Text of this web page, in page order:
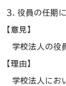
３．役員の任期
【意見】
学校法人の役
【理由】
学校法人にお